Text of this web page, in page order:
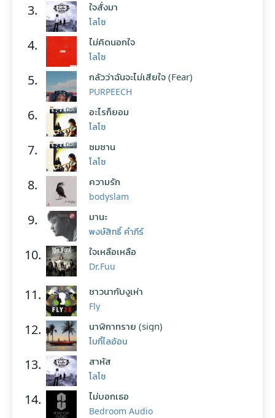
3. ใจสั่งมา
โลโซ
4. ไม่คิดนอกใจ
โลโซ
5. กลัวว่าฉันจะไม่เสียใจ (Fear)
PURPEECH
6. อะไรก็ยอม
โลโซ
7. ซมซาน
โลโซ
8. ความรัก
bodyslam
9. มานะ
พงษ์สิทธิ์ คำภีร์
10. ใจเหลือเหลือ
Dr.Fuu
11. ชาวนากับงูเห่า
Fly
12. นาฬิกาทราย (sign)
โบกี้ไลอ้อน
13. สาหัส
โลโซ
14. ไม่บอกเธอ
Bedroom Audio